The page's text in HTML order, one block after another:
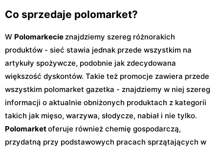
Co sprzedaje polomarket?
W Polomarkecieznajdziemy szereg różnorakich
produktów - sieć stawia jednak przede wszystkim na
artykuły spożywcze, podobnie jak zdecydowana
większość dyskontów. Takie też promocje zawiera przede
wszystkim polomarket gazetka - znajdziemy w niej szereg
informacji o aktualnie obniżonych produktach z kategorii
takich jak mięso, warzywa, słodycze, nabiał i nie tylko.
Polomarketoferuje również chemię gospodarczą,
przydatną przy podstawowych pracach sprzątających w